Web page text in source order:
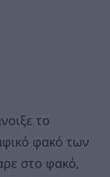
το
φακό των
στο φακό,